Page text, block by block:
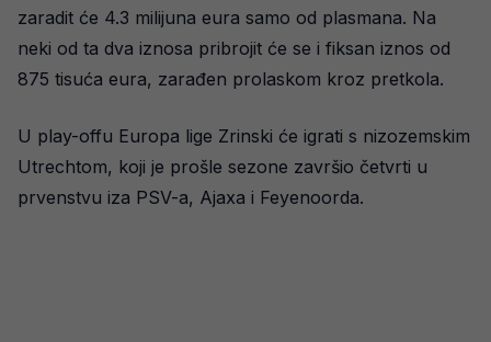
zaradit će 4.3 milijuna eura samo od plasmana. Na
neki od ta dva iznosa pribrojit će se i fiksan iznos od
875 tisuća eura, zarađen prolaskom kroz pretkola.
U play-offu Europa lige Zrinski će igrati s nizozemskim
Utrechtom, koji je prošle sezone završio četvrti u
prvenstvu iza PSV-a, Ajaxa i Feyenoorda.